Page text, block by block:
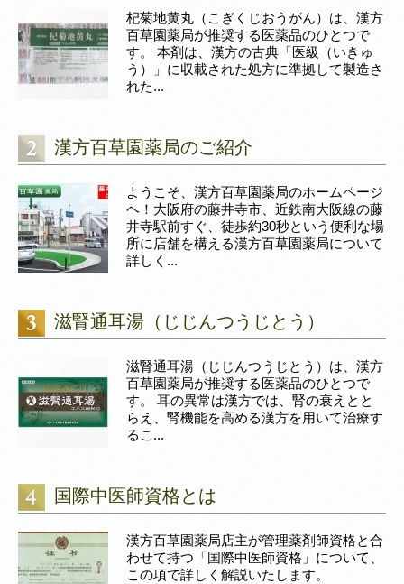
杞菊地黄丸（こぎくじおうがん）は、漢方
百草園薬局が推奨する医薬品のひとつで
す。 本剤は、漢方の古典「医級（いきゅ
う）」に収載された処方に準拠して製造さ
れた...
漢方百草園薬局のご紹介
ようこそ、漢方百草園薬局のホームページ
ヘ！大阪府の藤井寺市、近鉄南大阪線の藤
井寺駅前すぐ、徒歩約30秒という便利な場
所に店舗を構える漢方百草園薬局について
詳しく...
滋腎通耳湯（じじんつうじとう）
滋腎通耳湯（じじんつうじとう）は、漢方
百草園薬局が推奨する医薬品のひとつで
す。 耳の異常は漢方では、腎の衰えとと
らえ、腎機能を高める漢方を用いて治療す
るこ...
国際中医師資格とは
漢方百草園薬局店主が管理薬剤師資格と合
わせて持つ「国際中医師資格」について、
この項で詳しく解説いたします。